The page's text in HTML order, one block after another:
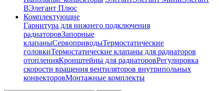
ВЭлегант Плюс
Комплектующие
Гарнитура для нижнего подключения
радиаторовЗапорные
клапаныСервоприводыТермостатические
головкиТермостатические клапаны для радиаторов
отопленияКронштейны для радиаторовРегулировка
скорости вращения вентиляторов внутрипольных
конвекторовМонтажные комплекты